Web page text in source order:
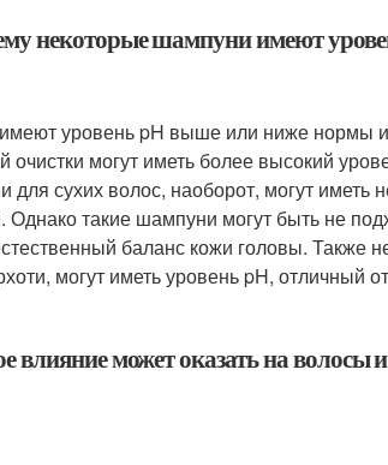
некоторые шампуни имеют
уровень pH выше или ниже нормы
очистки могут иметь более высокий
для сухих волос, наоборот, могут
такие шампуни могут быть не
баланс кожи головы. Также
могут иметь уровень pH, отличный
влияние может оказать на